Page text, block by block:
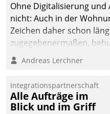
Ohne Digitalisierung
nicht: Auch in der
Zeichen daher schon
zugegebenermaßen,
Branchen.
Andreas Lerchner
Integrationspartnerschaft
Alle Aufträge im
Blick und im Griff